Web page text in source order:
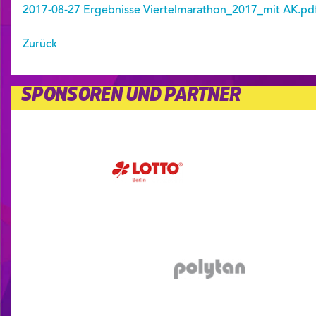
2017-08-27 Ergebnisse Viertelmarathon_2017_mit
Zurück
SPONSOREN UND PARTNER